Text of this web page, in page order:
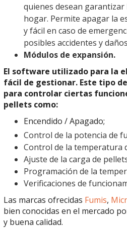
quienes desean garantizar
hogar. Permite apagar la
y fácil en caso de
posibles accidentes y
Módulos de expansión.
El software utilizado para la
fácil de gestionar. Este tipo
para controlar ciertas
pellets como:
Encendido / Apagado;
Control de la potencia de
Control de la temperatura
Ajuste de la carga de
Programación de la
Verificaciones de
Las marcas ofrecidas Fumis,
bien conocidas en el mercado
y buena calidad.